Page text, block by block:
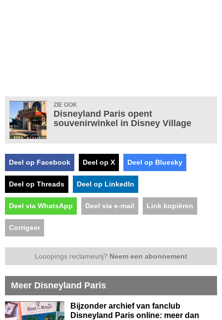
ZIE OOK
Disneyland Paris opent
souvenirwinkel in Disney Village
Deel op Facebook Deel op X Deel op Bluesky
Deel op Threads Deel op LinkedIn
Deel via WhatsApp Deel via e-mail Link kopiëren
Corrigeer
Looopings reclamevrij? Neem een abonnement
Meer Disneyland Paris
Bijzonder archief van fanclub
Disneyland Paris online: meer dan